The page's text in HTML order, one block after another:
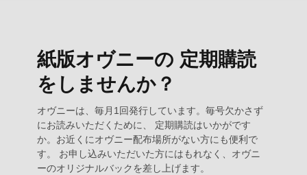
紙版オヴニーの 定期購読
をしませんか？
オヴニーは、毎月1回発行しています。毎号欠かさず
にお読みいただくために、 定期購読はいかがです
か。お近くにオヴニー配布場所がない方にも便利で
す。 お申し込みいただいた方にはもれなく、オヴニ
ーのオリジナルバックを差し上げます。